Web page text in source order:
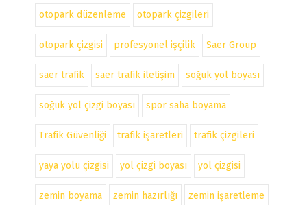
otopark düzenleme otopark çizgileri
otopark çizgisi profesyonel işçilik Saer Group
saer trafik saer trafik iletişim soğuk yol boyası
soğuk yol çizgi boyası spor saha boyama
Trafik Güvenliği trafik işaretleri trafik çizgileri
yaya yolu çizgisi yol çizgi boyası yol çizgisi
zemin boyama zemin hazırlığı zemin işaretleme